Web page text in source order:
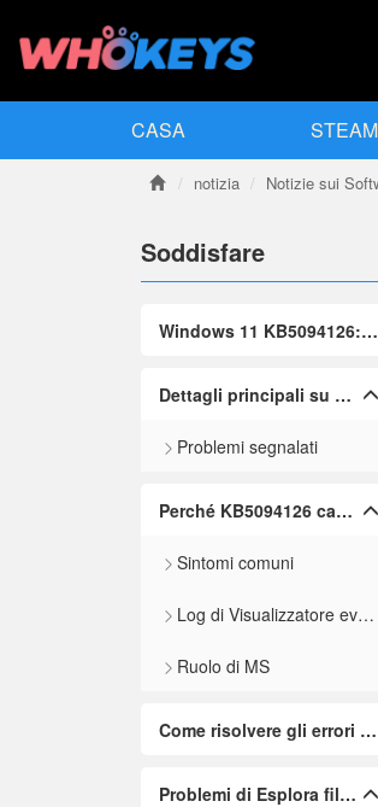
CASA STEAM
notizia Notizie sui
Soddisfare
Windows 11 KB5094126: Aggiornamento importante causa BSOD, errori di avvio e altri problemi
Dettagli principali su KB5094126
Problemi segnalati
Perché KB5094126 causa errori di avvio?
Sintomi comuni
Log di Visualizzatore eventi
Ruolo di MS
Come risolvere gli errori di avvio
Problemi di Esplora file e sincronizzazione cloud